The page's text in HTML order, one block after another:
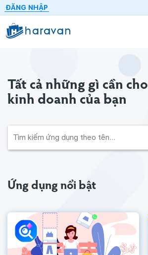
ĐĂNG NHẬP
Tất cả những gì cần cho
kinh doanh của bạn
Ứng dụng nổi bật